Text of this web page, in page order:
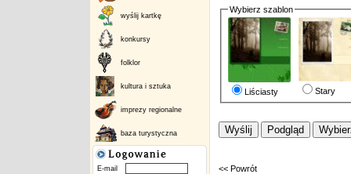
wyślij kartkę
konkursy
folklor
kultura i sztuka
imprezy regionalne
baza turystyczna
E-mail
Wybierz szablon
Liściasty Stary
<< Powrót